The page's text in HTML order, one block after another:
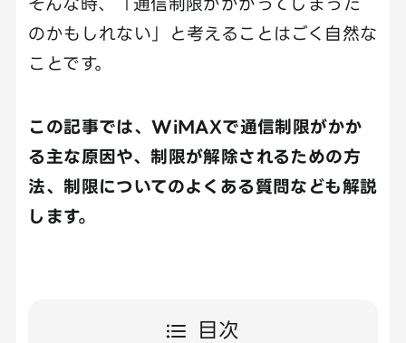
のかもしれない」と考えることはごく自然な
ことです。
この記事では、WiMAXで通信制限がかか
る主な原因や、制限が解除されるための方
法、制限についてのよくある質問なども解説
します。
目次